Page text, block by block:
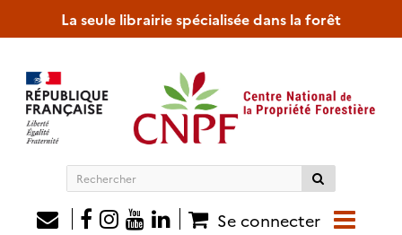
La seule librairie spécialisée dans la forêt
Rechercher
siteSe connecter